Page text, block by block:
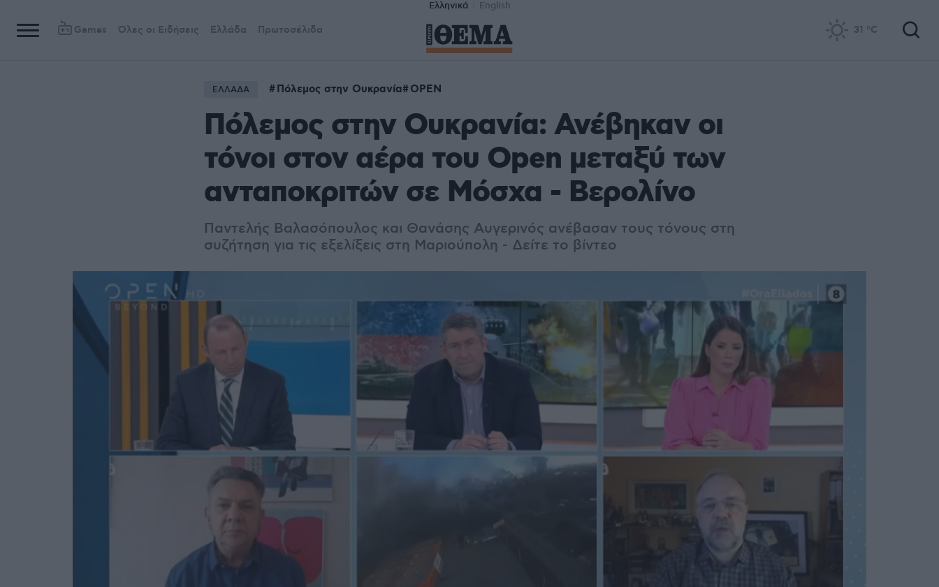
Ελληνικά English
Games Όλες οι Ειδήσεις Ελλάδα Πρωτοσέλιδα 31 °C
ΕΛΛΑΔΑ Πόλεμος στην Ουκρανία OPEN
Πόλεμος στην Ουκρανία: Ανέβηκαν οι
τόνοι στον αέρα του Open μεταξύ των
ανταποκριτών σε Μόσχα - Βερολίνο
Παντελής Βαλασόπουλος και Θανάσης Αυγερινός ανέβασαν τους τόνους στη
συζήτηση για τις εξελίξεις στη Μαριούπολη - Δείτε το βίντεο